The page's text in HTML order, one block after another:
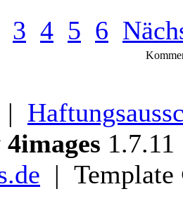
3 4 5 6
|
4images
|